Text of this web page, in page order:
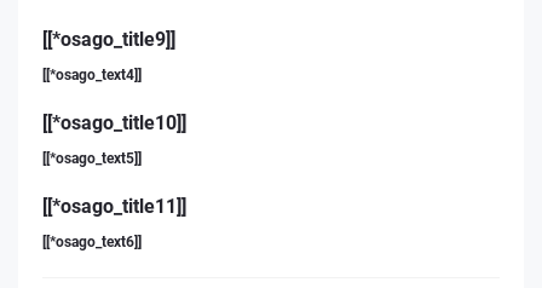
[[*osago_title9]]
[[*osago_text4]]
[[*osago_title10]]
[[*osago_text5]]
[[*osago_title11]]
[[*osago_text6]]